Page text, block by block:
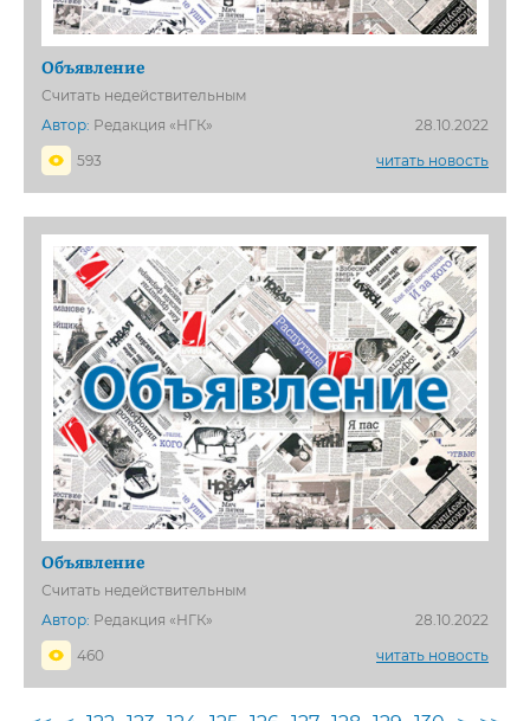
Объявление
Считать недействительным
Автор: Редакция «НГК»
28.10.2022
593
читать новость
Объявление
Считать недействительным
Автор: Редакция «НГК»
28.10.2022
460
читать новость